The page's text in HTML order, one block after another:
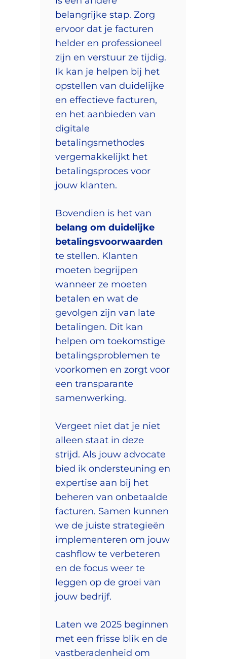
belangrijke stap. Zorg
ervoor dat je facturen
helder en professioneel
zijn en verstuur ze tijdig.
Ik kan je helpen bij het
opstellen van duidelijke
en effectieve facturen,
en het aanbieden van
digitale
betalingsmethodes
vergemakkelijkt het
betalingsproces voor
jouw klanten.
Bovendien is het van
belang om duidelijke
betalingsvoorwaarden
te stellen. Klanten
moeten begrijpen
wanneer ze moeten
betalen en wat de
gevolgen zijn van late
betalingen. Dit kan
helpen om toekomstige
betalingsproblemen te
voorkomen en zorgt voor
een transparante
samenwerking.
Vergeet niet dat je niet
alleen staat in deze
strijd. Als jouw advocate
bied ik ondersteuning en
expertise aan bij het
beheren van onbetaalde
facturen. Samen kunnen
we de juiste strategieën
implementeren om jouw
cashflow te verbeteren
en de focus weer te
leggen op de groei van
jouw bedrijf.
Laten we 2025 beginnen
met een frisse blik en de
vastberadenheid om